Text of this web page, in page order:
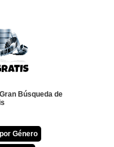
Búsqueda de
Género